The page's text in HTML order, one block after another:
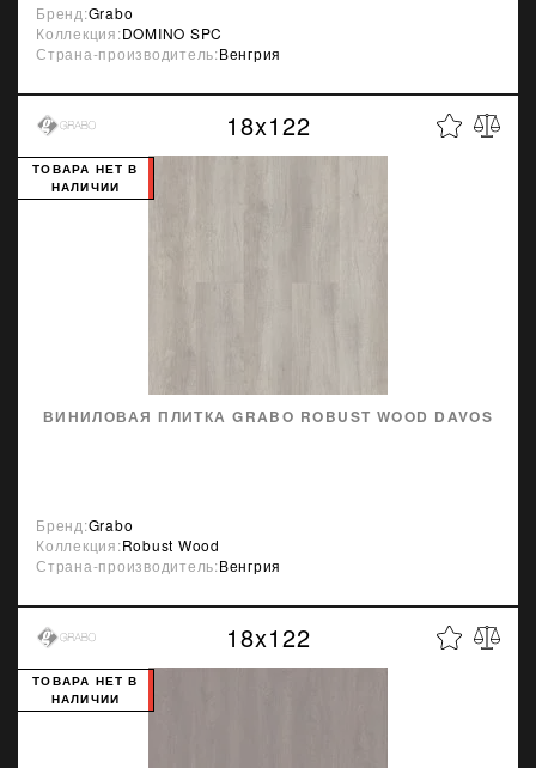
Бренд:Grabo
Коллекция:DOMINO SPC
Страна-производитель:Венгрия
18x122
ВИНИЛОВАЯ ПЛИТКА GRABO ROBUST WOOD DAVOS
ТОВАРА НЕТ В
НАЛИЧИИ
Бренд:Grabo
Коллекция:Robust Wood
Страна-производитель:Венгрия
18x122
ТОВАРА НЕТ В
НАЛИЧИИ